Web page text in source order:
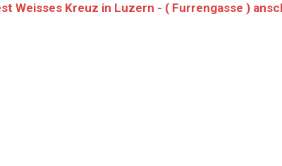
Weisses Kreuz in Luzern - ( Furrengasse )